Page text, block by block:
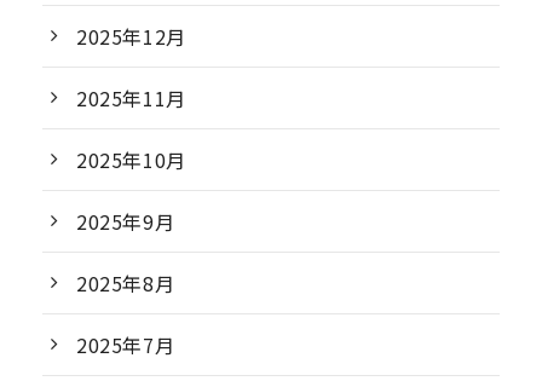
2025年12月
2025年11月
2025年10月
2025年9月
2025年8月
2025年7月